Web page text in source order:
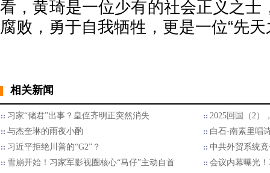
看，黄琦是一位少有的社会正义之士
腐败，勇于自我牺牲，更是一位“先
相关新闻
习家“储君”出事？皇侄齐明正突然消失
2025回国（2）
与杰奎琳的雨夜小酌
白石-南素里唱
习近平拒绝川普的“G2”？
中共外贸系统
雪崩开始！习家军影视圈核心“马仔”主动自首
会议内幕曝光